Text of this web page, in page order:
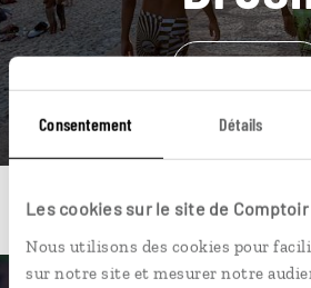
Consentement Détails
Les cookies sur le site de Comptoir
Nous utilisons des cookies pour
sur notre site et mesurer notre